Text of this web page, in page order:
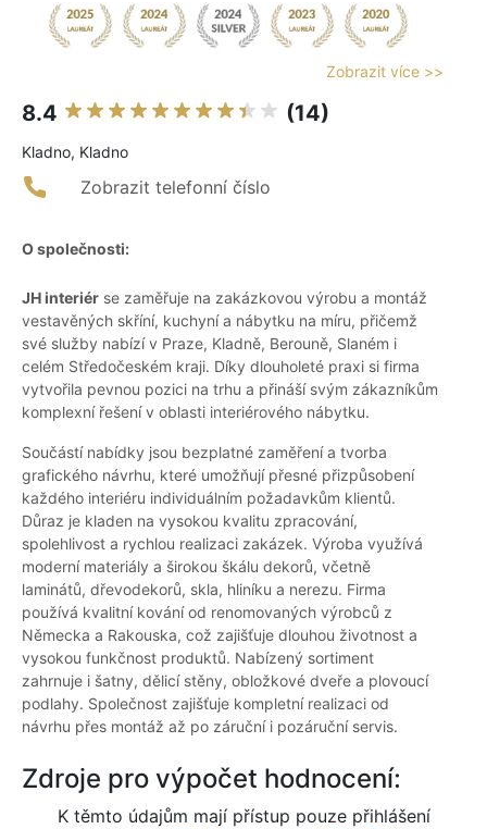
Zobrazit více >>
8.4 (14)
Kladno, Kladno
Zobrazit telefonní číslo
O společnosti:
JH interiér se zaměřuje na zakázkovou výrobu a montáž
vestavěných skříní, kuchyní a nábytku na míru, přičemž
své služby nabízí v Praze, Kladně, Berouně, Slaném i
celém Středočeském kraji. Díky dlouholeté praxi si firma
vytvořila pevnou pozici na trhu a přináší svým zákazníkům
komplexní řešení v oblasti interiérového nábytku.
Součástí nabídky jsou bezplatné zaměření a tvorba
grafického návrhu, které umožňují přesné přizpůsobení
každého interiéru individuálním požadavkům klientů.
Důraz je kladen na vysokou kvalitu zpracování,
spolehlivost a rychlou realizaci zakázek. Výroba využívá
moderní materiály a širokou škálu dekorů, včetně
laminátů, dřevodekorů, skla, hliníku a nerezu. Firma
používá kvalitní kování od renomovaných výrobců z
Německa a Rakouska, což zajišťuje dlouhou životnost a
vysokou funkčnost produktů. Nabízený sortiment
zahrnuje i šatny, dělicí stěny, obložkové dveře a plovoucí
podlahy. Společnost zajišťuje kompletní realizaci od
návrhu přes montáž až po záruční i pozáruční servis.
Zdroje pro výpočet hodnocení:
K těmto údajům mají přístup pouze přihlášení